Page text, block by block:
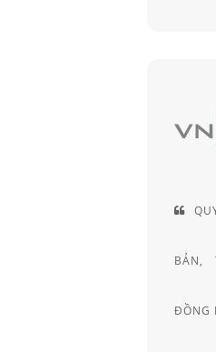
QUY TRÌNH HỌC TẬP BÀI
BẢN, TRANG BỊ KIẾN THỨC